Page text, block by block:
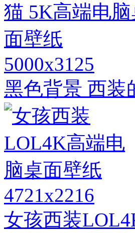
5000x3125
黑色背景 西装
4721x2216
女孩西装